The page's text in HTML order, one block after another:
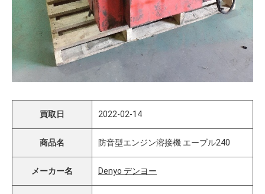
買取日 2022-02-14
商品名 防音型エンジン溶接機 エーブル240
メーカー名 Denyo デンヨー